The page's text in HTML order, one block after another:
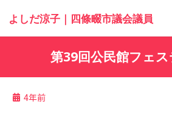
よしだ涼子｜四條畷市議会議員
第39回公民館フェ
4年前